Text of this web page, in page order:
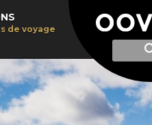
Afficher
recherche
Recherche
de voyage